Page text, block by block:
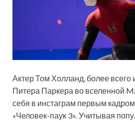
Актер Том Холланд, более всего
Питера Паркера во вселенной
себя в инстаграм первым
«Человек-паук 3». Учитывая